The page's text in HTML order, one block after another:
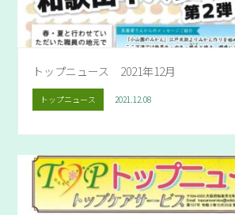
トップニュース 2021年12月
トップニュース 2021.12.08